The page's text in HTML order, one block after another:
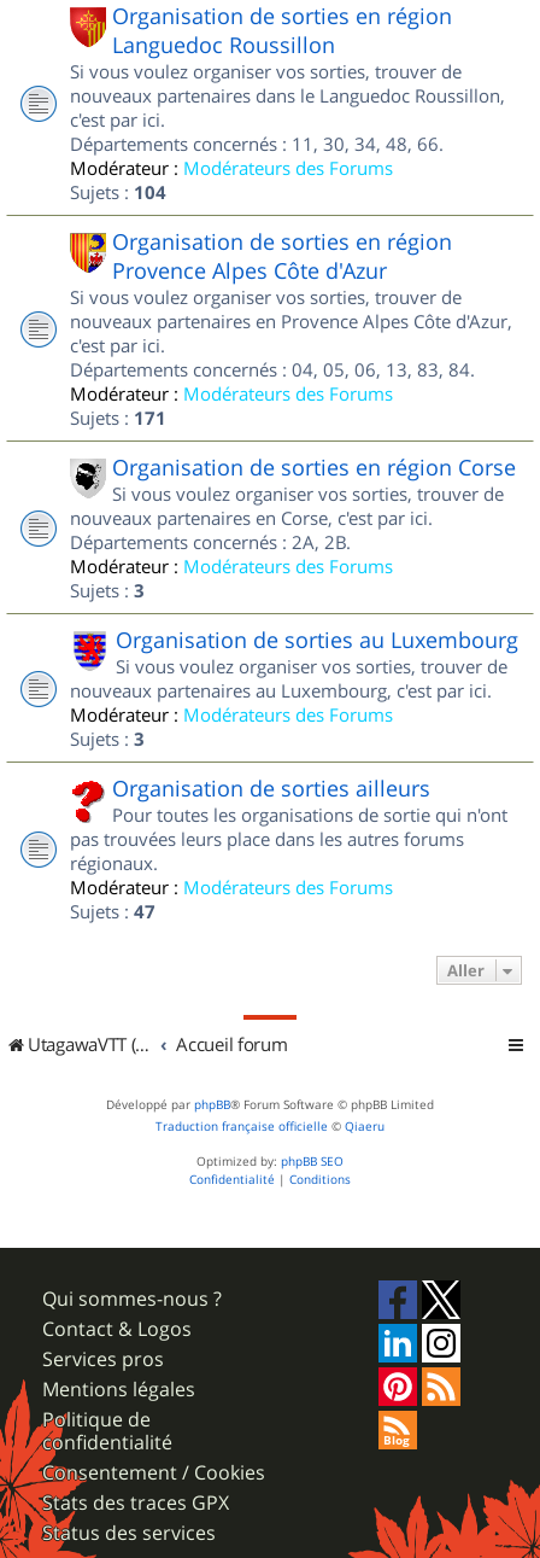
Organisation de sorties en région
Languedoc Roussillon
Si vous voulez organiser vos sorties, trouver de
nouveaux partenaires dans le Languedoc Roussillon,
c'est par ici.
Départements concernés : 11, 30, 34, 48, 66.
Modérateur : Modérateurs des Forums
Sujets : 104
Organisation de sorties en région
Provence Alpes Côte d'Azur
Si vous voulez organiser vos sorties, trouver de
nouveaux partenaires en Provence Alpes Côte d'Azur,
c'est par ici.
Départements concernés : 04, 05, 06, 13, 83, 84.
Modérateur : Modérateurs des Forums
Sujets : 171
Organisation de sorties en région Corse
Si vous voulez organiser vos sorties, trouver de
nouveaux partenaires en Corse, c'est par ici.
Départements concernés : 2A, 2B.
Modérateur : Modérateurs des Forums
Sujets : 3
Organisation de sorties au Luxembourg
Si vous voulez organiser vos sorties, trouver de
nouveaux partenaires au Luxembourg, c'est par ici.
Modérateur : Modérateurs des Forums
Sujets : 3
Organisation de sorties ailleurs
Pour toutes les organisations de sortie qui n'ont
pas trouvées leurs place dans les autres forums
régionaux.
Modérateur : Modérateurs des Forums
Sujets : 47
Aller
UtagawaVTT (Randos VTT et VTTAE avec traces GPS) Accueil forum
Développé par phpBB® Forum Software © phpBB Limited
Traduction française officielle © Qiaeru
Optimized by: phpBB SEO
Confidentialité | Conditions
Qui sommes-nous ?
Contact & Logos
Services pros
Mentions légales
Politique de
confidentialité
Consentement / Cookies
Stats des traces GPX
Status des services